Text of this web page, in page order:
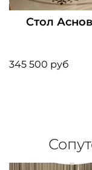
Стол
345 500 руб